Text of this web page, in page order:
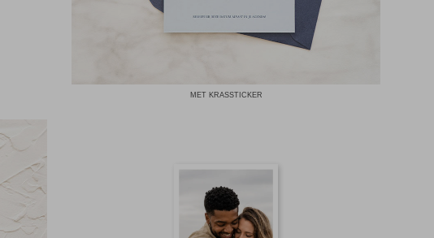
MET KRASSTICKER